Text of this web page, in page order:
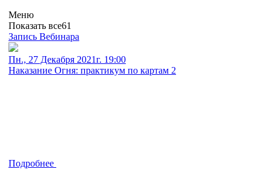
Меню
Показать все61
Запись Вебинара
Пн., 27 Декабря 2021г. 19:00
Наказание Огня: практикум по картам 2
Подробнее